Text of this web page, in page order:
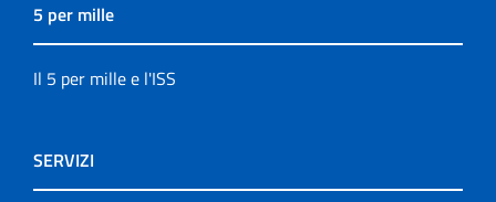
5 per mille
Il 5 per mille e l'ISS
SERVIZI